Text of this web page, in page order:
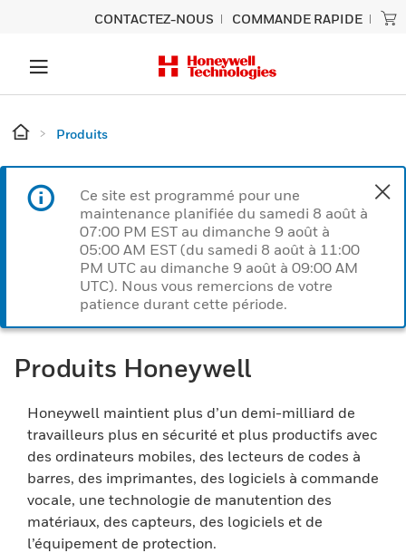
CONTACTEZ-NOUS COMMANDE RAPIDE
Produits
Ce site est programmé pour une
maintenance planifiée du samedi 8 août à
07:00 PM EST au dimanche 9 août à
05:00 AM EST (du samedi 8 août à 11:00
PM UTC au dimanche 9 août à 09:00 AM
UTC). Nous vous remercions de votre
patience durant cette période.
Produits Honeywell
Honeywell maintient plus d’un demi-milliard de
travailleurs plus en sécurité et plus productifs avec
des ordinateurs mobiles, des lecteurs de codes à
barres, des imprimantes, des logiciels à commande
vocale, une technologie de manutention des
matériaux, des capteurs, des logiciels et de
l’équipement de protection.